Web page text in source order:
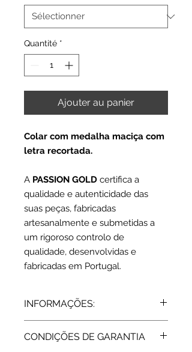
Quantité *
Ajouter au panier
Colar com medalha maciça com
letra recortada.
A PASSION GOLD certifica a
qualidade e autenticidade das
suas peças, fabricadas
artesanalmente e submetidas a
um rigoroso controlo de
qualidade, desenvolvidas e
fabricadas em Portugal.
INFORMAÇÕES:
Medalha: 1,5 cm
CONDIÇÕES DE GARANTIA